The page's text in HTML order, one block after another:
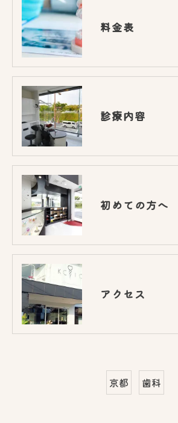
料金表
診療内容
初めての方へ
アクセス
京都 歯科